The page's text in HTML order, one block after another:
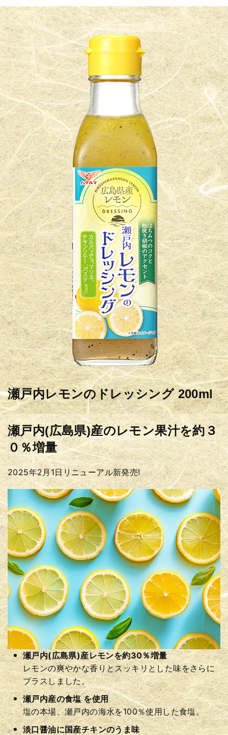
瀬戸内レモンのドレッシング 200ml
瀬戸内(広島県)産のレモン果汁を約３
０％増量
2025年2月1日リニューアル新発売!
瀬戸内(広島県)産レモンを約30％増量
レモンの爽やかな香りとスッキリとした味をさらに
プラスしました。
瀬戸内産の食塩 を使用
塩の本場、瀬戸内の海水を100％使用した食塩。
淡口醤油に国産チキンのうま味